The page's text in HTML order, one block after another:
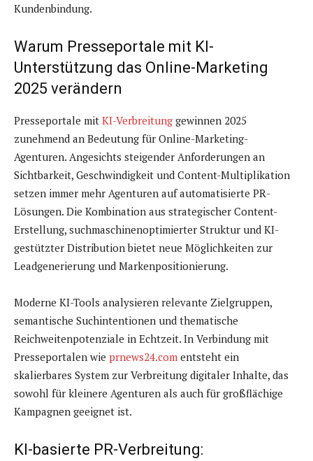
Kundenbindung.
Warum Presseportale mit KI-
Unterstützung das Online-Marketing
2025 verändern
Presseportale mit KI-Verbreitung gewinnen 2025
zunehmend an Bedeutung für Online-Marketing-
Agenturen. Angesichts steigender Anforderungen an
Sichtbarkeit, Geschwindigkeit und Content-Multiplikation
setzen immer mehr Agenturen auf automatisierte PR-
Lösungen. Die Kombination aus strategischer Content-
Erstellung, suchmaschinenoptimierter Struktur und KI-
gestützter Distribution bietet neue Möglichkeiten zur
Leadgenerierung und Markenpositionierung.
Moderne KI-Tools analysieren relevante Zielgruppen,
semantische Suchintentionen und thematische
Reichweitenpotenziale in Echtzeit. In Verbindung mit
Presseportalen wie prnews24.com entsteht ein
skalierbares System zur Verbreitung digitaler Inhalte, das
sowohl für kleinere Agenturen als auch für großflächige
Kampagnen geeignet ist.
KI-basierte PR-Verbreitung: